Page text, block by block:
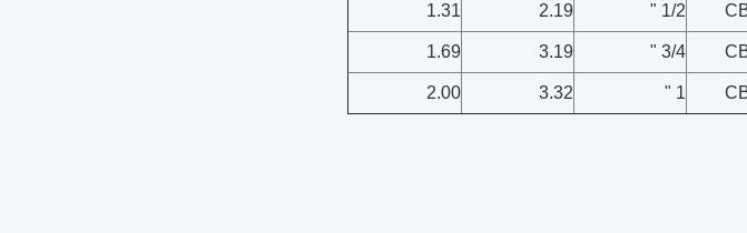
1/2 "
2.19
1.31
3/4 "
3.19
1.69
1 "
3.32
2.00